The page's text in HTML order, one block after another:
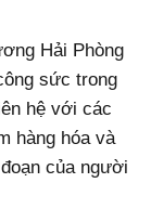
Hải Phòng
sức trong
hệ với các
hàng hóa và
của người